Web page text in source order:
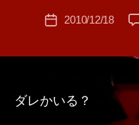
投
2010/12/18
ダレかいる？